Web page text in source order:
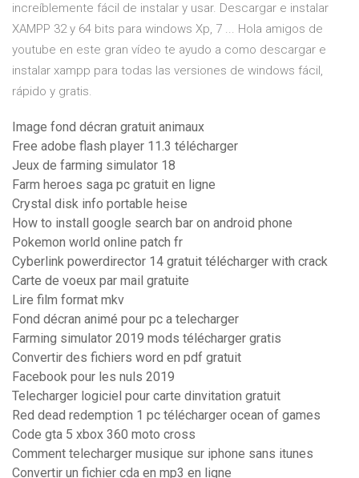
increíblemente fácil de instalar y usar. Descargar e instalar
XAMPP 32 y 64 bits para windows Xp, 7 ... Hola amigos de
youtube en este gran vídeo te ayudo a como descargar e
instalar xampp para todas las versiones de windows fácil,
rápido y gratis.
Image fond décran gratuit animaux
Free adobe flash player 11.3 télécharger
Jeux de farming simulator 18
Farm heroes saga pc gratuit en ligne
Crystal disk info portable heise
How to install google search bar on android phone
Pokemon world online patch fr
Cyberlink powerdirector 14 gratuit télécharger with crack
Carte de voeux par mail gratuite
Lire film format mkv
Fond décran animé pour pc a telecharger
Farming simulator 2019 mods télécharger gratis
Convertir des fichiers word en pdf gratuit
Facebook pour les nuls 2019
Telecharger logiciel pour carte dinvitation gratuit
Red dead redemption 1 pc télécharger ocean of games
Code gta 5 xbox 360 moto cross
Comment telecharger musique sur iphone sans itunes
Convertir un fichier cda en mp3 en ligne